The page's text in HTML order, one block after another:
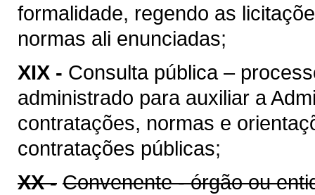
formalidade, regendo as
normas ali enunciadas;
XIX - Consulta pública –
administrado para auxiliar a
contratações, normas e
contratações públicas;
XX - Convenente - órgão ou